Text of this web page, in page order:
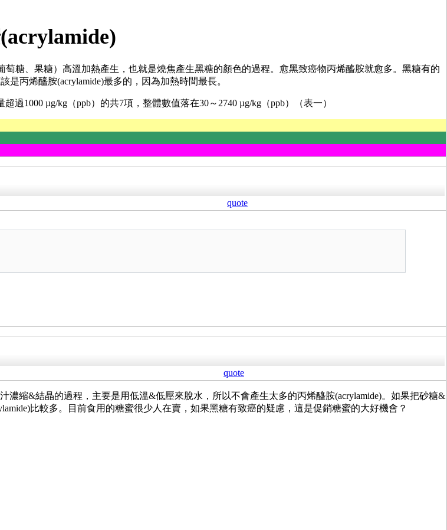
acrylamide)
萄糖、果糖）高溫加熱產生，也就是燒焦產生黑糖的顏色的過程。愈黑致癌物丙烯醯胺就愈多。黑糖有的
丙烯醯胺(acrylamide)最多的，因為加熱時間最長。
過1000 µg/kg（ppb）的共7項，整體數值落在30～2740 µg/kg（ppb）（表一）
quote
quote
濃縮&結晶的過程，主要是用低溫&低壓來脫水，所以不會產生太多的丙烯醯胺(acrylamide)。如果把砂糖&
比較多。目前食用的糖蜜很少人在賣，如果黑糖有致癌的疑慮，這是促銷糖蜜的大好機會？